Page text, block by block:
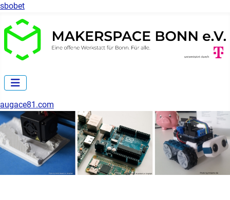
sbobet
augace81.com